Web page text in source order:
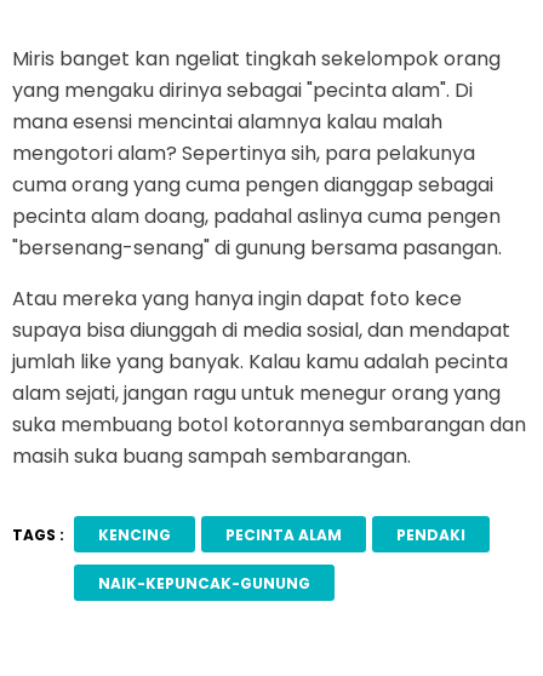
Miris banget kan ngeliat tingkah sekelompok orang
yang mengaku dirinya sebagai "pecinta alam". Di
mana esensi mencintai alamnya kalau malah
mengotori alam? Sepertinya sih, para pelakunya
cuma orang yang cuma pengen dianggap sebagai
pecinta alam doang, padahal aslinya cuma pengen
"bersenang-senang" di gunung bersama pasangan.
Atau mereka yang hanya ingin dapat foto kece
supaya bisa diunggah di media sosial, dan mendapat
jumlah like yang banyak. Kalau kamu adalah pecinta
alam sejati, jangan ragu untuk menegur orang yang
suka membuang botol kotorannya sembarangan dan
masih suka buang sampah sembarangan.
TAGS : KENCING PECINTA ALAM PENDAKI
NAIK-KEPUNCAK-GUNUNG